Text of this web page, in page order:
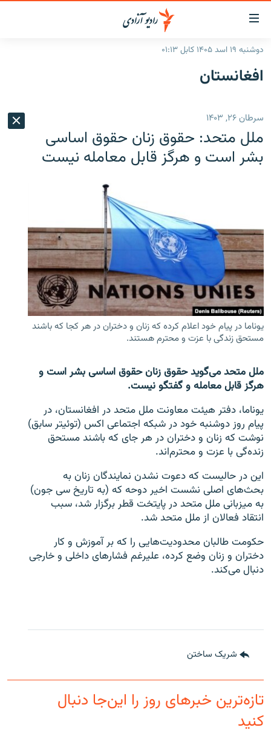
لینک‌های
قابل
دسترسی
بازگشت
بازگشت
منوی
اصلی
صفحه نخست
گزارش‌ها
منطقه
شرق میانه
افغانستان
جهان
جدول نشرات
مصاحبه‌ها
بحران مهاجرت
'کووید-۱۹'
تماس
صفحه پشتو
Azadi English
به ما بپیوندید
همۀ سایت‌های رادیو آزادی/ رادیو اروپای آزاد
دوشنبه ۱۹ اسد ۱۴۰۵ کابل ۰۱:۱۳
افغانستان
سرطان ۲۶, ۱۴۰۳
ملل متحد: حقوق زنان حقوق اساسی
بشر است و هرگز قابل معامله نیست
یوناما در پیام خود اعلام کرده که زنان و دختران در هر کجا که باشند
مستحق زندگی با عزت و محترم هستند.
ملل متحد می‌گوید حقوق زنان حقوق اساسی بشر است و
هرگز قابل معامله و گفتگو نیست.
یوناما، دفتر هیئت معاونت ملل متحد در افغانستان، در
پیام روز دوشنبه خود در شبکه اجتماعی اکس (توئیتر سابق)
نوشت که زنان و دختران در هر جای که باشند مستحق
زنده‌گی با عزت و محترم‌اند.
این در حالیست که دعوت نشدن نمایندگان زنان به
بحث‌های اصلی نشست اخیر دوحه که (به تاریخ سی جون)
به میزبانی ملل متحد در پایتخت قطر برگزار شد، سبب
انتقاد فعالان از ملل متحد شد.
حکومت طالبان محدودیت‌هایی را که بر آموزش و کار
دختران و زنان وضع کرده، علیرغم فشارهای داخلی و خارجی
دنبال می‌کند.
شریک ساختن
تازه‌ترین خبرهای روز را این‌جا دنبال
کنید